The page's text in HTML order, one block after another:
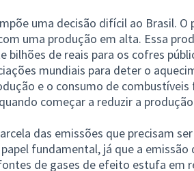
uma decisão difícil ao Brasil. O
uma produção em alta. Essa
de reais para os cofres
mundiais para deter o
e o consumo de
começar a reduzir a
das emissões que precisam
fundamental, já que a emissão
de gases de efeito estufa em